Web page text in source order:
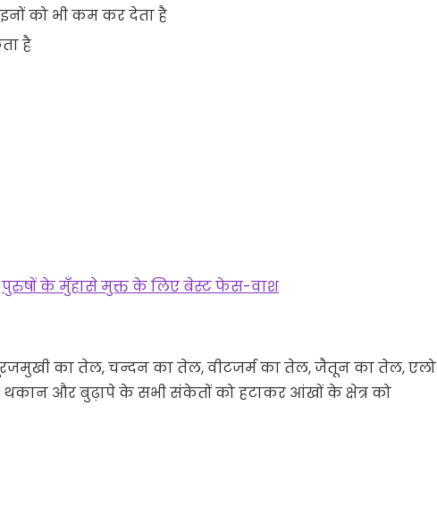
को भी कम कर देता है
है
पुरुषों के मुँहासे मुक्त के लिए बेस्ट फेस-वाश
का तेल, चन्दन का तेल, वीटजर्म का तेल, जैतून का तेल, एलो
थकान और बुढ़ापे के सभी संकेतों को हटाकर आंखों के क्षेत्र को